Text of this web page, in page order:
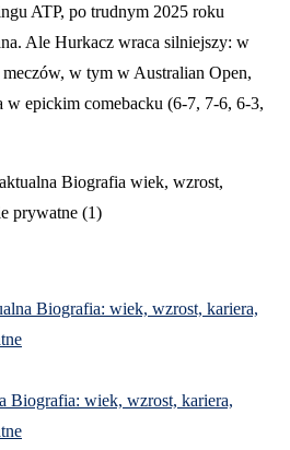
ATP, po trudnym 2025 roku
Ale Hurkacz wraca silniejszy: w
w tym w Australian Open,
w epickim comebacku (6-7, 7-6, 6-3,
Biografia: wiek, wzrost, kariera,
Biografia: wiek, wzrost, kariera,